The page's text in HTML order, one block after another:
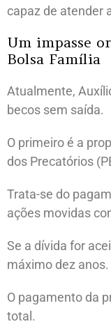
capaz de atender
Um impasse
Bolsa Família
Atualmente,
becos sem saída.
O primeiro é a
dos Precatórios
Trata-se do
ações movidas
Se a dívida for
máximo dez anos.
O pagamento da
total.